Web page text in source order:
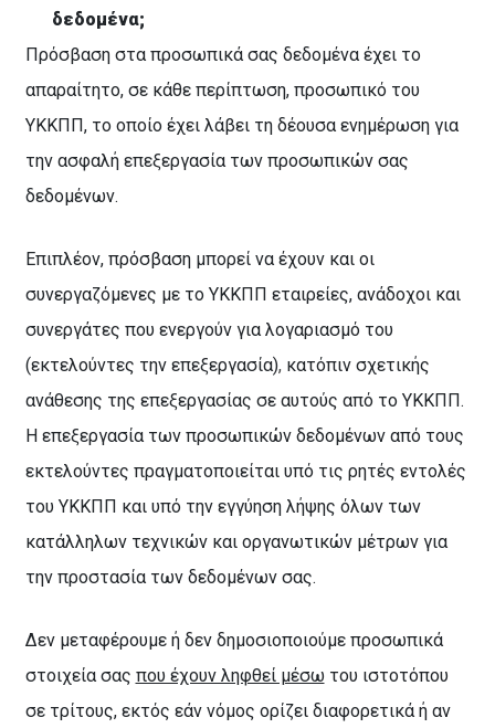
δεδομένα;
Πρόσβαση στα προσωπικά σας δεδομένα έχει το
απαραίτητο, σε κάθε περίπτωση, προσωπικό του
ΥΚΚΠΠ, το οποίο έχει λάβει τη δέουσα ενημέρωση για
την ασφαλή επεξεργασία των προσωπικών σας
δεδομένων.
Επιπλέον, πρόσβαση μπορεί να έχουν και οι
συνεργαζόμενες με το ΥΚΚΠΠ εταιρείες, ανάδοχοι και
συνεργάτες που ενεργούν για λογαριασμό του
(εκτελούντες την επεξεργασία), κατόπιν σχετικής
ανάθεσης της επεξεργασίας σε αυτούς από το ΥΚΚΠΠ.
Η επεξεργασία των προσωπικών δεδομένων από τους
εκτελούντες πραγματοποιείται υπό τις ρητές εντολές
του ΥΚΚΠΠ και υπό την εγγύηση λήψης όλων των
κατάλληλων τεχνικών και οργανωτικών μέτρων για
την προστασία των δεδομένων σας.
Δεν μεταφέρουμε ή δεν δημοσιοποιούμε προσωπικά
στοιχεία σας που έχουν ληφθεί μέσω του ιστοτόπου
σε τρίτους, εκτός εάν νόμος ορίζει διαφορετικά ή αν